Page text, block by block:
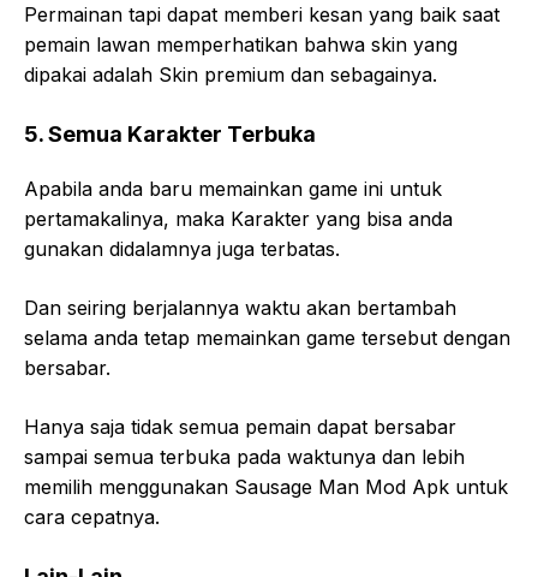
Permainan tapi dapat memberi kesan yang baik saat
pemain lawan memperhatikan bahwa skin yang
dipakai adalah Skin premium dan sebagainya.
5. Semua Karakter Terbuka
Apabila anda baru memainkan game ini untuk
pertamakalinya, maka Karakter yang bisa anda
gunakan didalamnya juga terbatas.
Dan seiring berjalannya waktu akan bertambah
selama anda tetap memainkan game tersebut dengan
bersabar.
Hanya saja tidak semua pemain dapat bersabar
sampai semua terbuka pada waktunya dan lebih
memilih menggunakan Sausage Man Mod Apk untuk
cara cepatnya.